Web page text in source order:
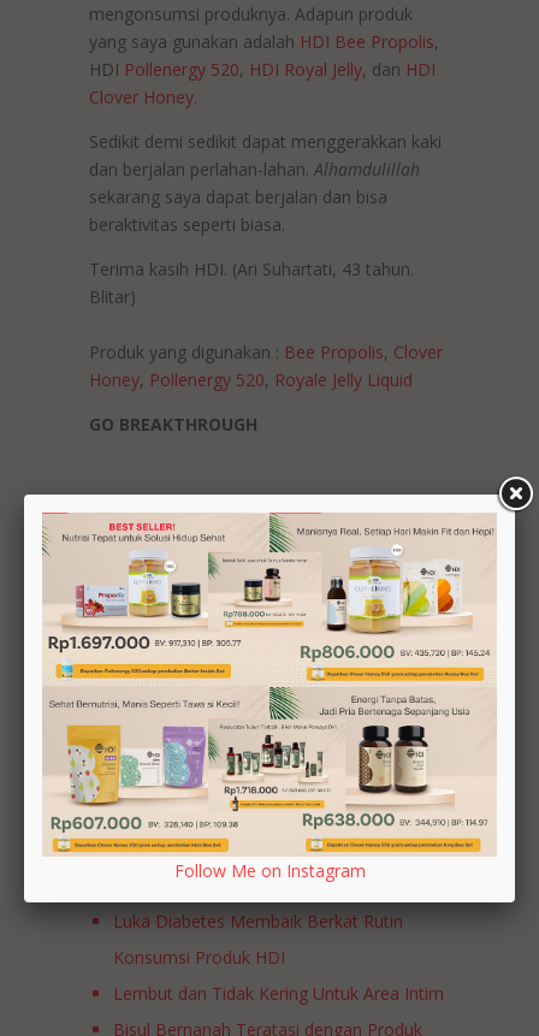
mengonsumsi produknya. Adapun produk
yang saya gunakan adalah HDI Bee Propolis,
HDI Pollenergy 520, HDI Royal Jelly, dan HDI
Clover Honey.
Sedikit demi sedikit dapat menggerakkan kaki
dan berjalan perlahan-lahan. Alhamdulillah
sekarang saya dapat berjalan dan bisa
beraktivitas seperti biasa.
Terima kasih HDI. (Ari Suhartati, 43 tahun.
Blitar)
Produk yang digunakan : Bee Propolis, Clover
Honey, Pollenergy 520, Royale Jelly Liquid
GO BREAKTHROUGH
Share this Post
Testimonial
Produk Perlebahan Membantu
Luka Diabetes Membaik Berkat Rutin
Konsumsi Produk HDI
Lembut dan Tidak Kering Untuk Area Intim
Bisul Bernanah Teratasi dengan Produk
Follow Me on Instagram